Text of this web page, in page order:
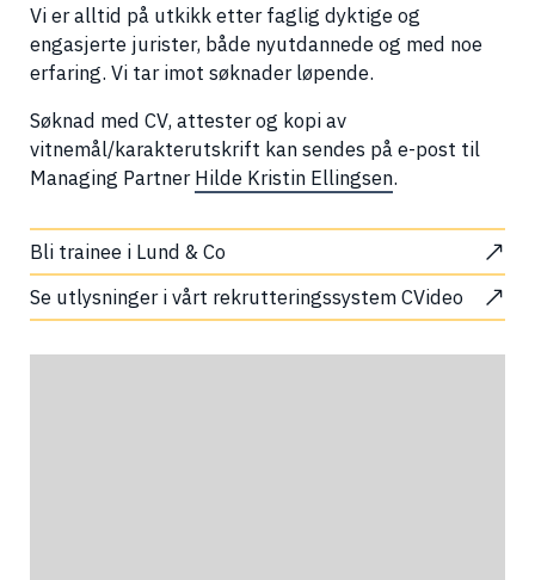
Vi er alltid på utkikk etter faglig dyktige og
engasjerte jurister, både nyutdannede og med noe
erfaring. Vi tar imot søknader løpende.
Søknad med CV, attester og kopi av
vitnemål/karakterutskrift kan sendes på e-post til
Managing PartnerHilde Kristin Ellingsen.
Bli trainee i Lund & Co
Se utlysninger i vårt rekrutteringssystem CVideo